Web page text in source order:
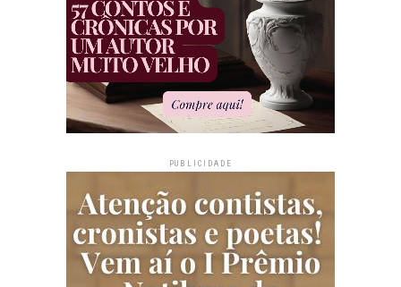
PUBLICIDADE